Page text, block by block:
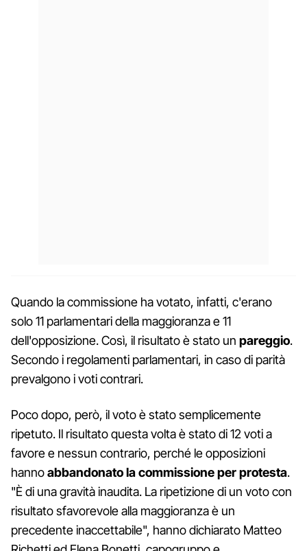
Quando la commissione ha votato, infatti, c'erano
solo 11 parlamentari della maggioranza e 11
dell'opposizione. Così, il risultato è stato un pareggio.
Secondo i regolamenti parlamentari, in caso di parità
prevalgono i voti contrari.
Poco dopo, però, il voto è stato semplicemente
ripetuto. Il risultato questa volta è stato di 12 voti a
favore e nessun contrario, perché le opposizioni
hannoabbandonato la commissione per protesta.
"È di una gravità inaudita. La ripetizione di un voto con
risultato sfavorevole alla maggioranza è un
precedente inaccettabile", hanno dichiarato Matteo